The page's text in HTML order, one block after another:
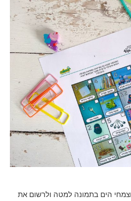
הים בתמונה למטה ולרשום את